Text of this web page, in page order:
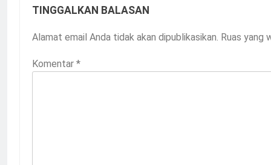
TINGGALKAN BALASAN
Alamat email Anda tidak akan dipublikasikan. Ruas yang
Komentar *